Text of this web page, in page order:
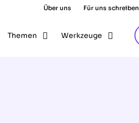
Über uns Für uns schreiben
Themen Werkzeuge